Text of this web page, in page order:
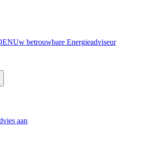
Uw betrouwbare Energieadviseur
aan